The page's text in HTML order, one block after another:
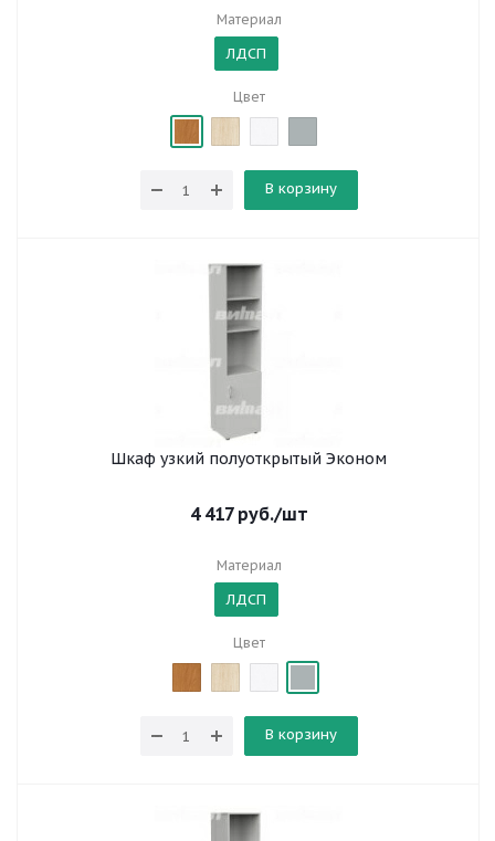
Материал
ЛДСП
Цвет
В корзину
Шкаф узкий полуоткрытый Эконом
4 417руб./шт
Материал
ЛДСП
Цвет
В корзину